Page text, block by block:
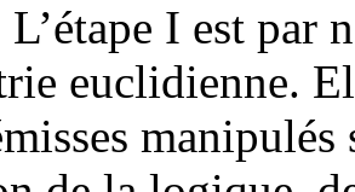
L’étape I est par
euclidienne.